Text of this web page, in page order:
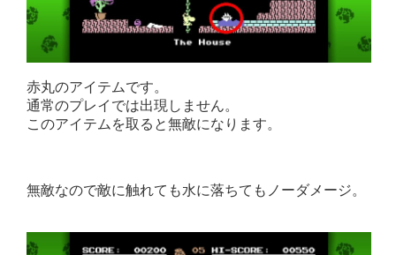
赤丸のアイテムです。
通常のプレイでは出現しません。
このアイテムを取ると無敵になります。
無敵なので敵に触れても水に落ちてもノーダメージ。